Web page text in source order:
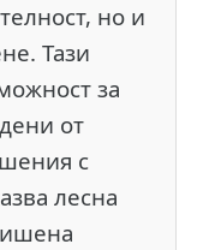
но и
Тази
за
от
с
лесна